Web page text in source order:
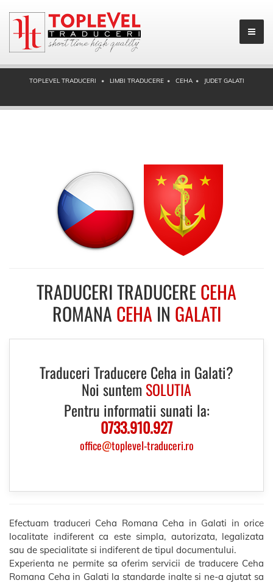
TOPLEVEL TRADUCERI LIMBI TRADUCERE CEHA JUDET GALATI
TRADUCERI TRADUCERECEHA
ROMANA CEHA IN GALATI
Traduceri Traducere Ceha in Galati?
Noi suntem SOLUTIA
Pentru informatii sunati la:
0733.910.927
office@toplevel-traduceri.ro
Efectuam traduceri Ceha Romana Ceha in Galati in orice
localitate indiferent ca este simpla, autorizata, legalizata
sau de specialitate si indiferent de tipul documentului.
Experienta ne permite sa oferim servicii de traducere Ceha
Romana Ceha in Galati la standarde inalte si ne-a ajutat sa